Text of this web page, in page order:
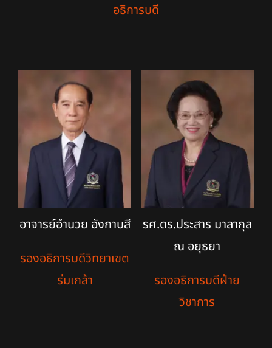
อธิการบดี
อาจารย์อำนวย อังกาบสี
รองอธิการบดีวิทยาเขต
ร่มเกล้า
รศ.ดร.ประสาร มาลากุล
ณ อยุธยา
รองอธิการบดีฝ่าย
วิชาการ